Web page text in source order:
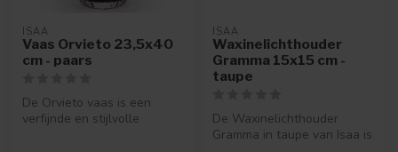
ISAA
Vaas Orvieto 23,5x40
cm - paars
De Orvieto vaas is een
verfijnde en stijlvolle
ISAA
Waxinelichthouder
Gramma 15x15 cm -
taupe
De Waxinelichthouder
Gramma in taupe van Isaa is